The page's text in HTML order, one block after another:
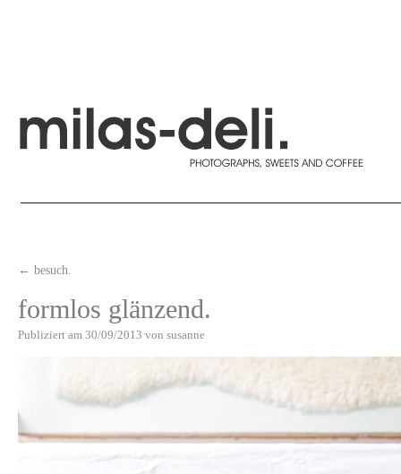
← besuch.
formlos glänzend.
Publiziert am 30/09/2013 von susanne